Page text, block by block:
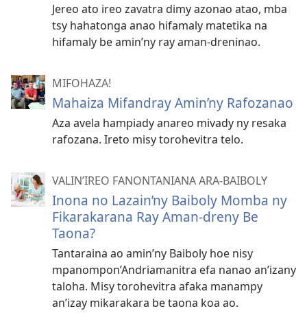
Jereo ato ireo zavatra dimy azonao atao, mba
tsy hahatonga anao hifamaly matetika na
hifamaly be amin’ny ray aman-dreninao.
MIFOHAZA!
Mahaiza Mifandray Amin’ny Rafozanao
Aza avela hampiady anareo mivady ny resaka
rafozana. Ireto misy torohevitra telo.
VALIN’IREO FANONTANIANA ARA-BAIBOLY
Inona no Lazain’ny Baiboly Momba ny
Fikarakarana Ray Aman-dreny Be
Taona?
Tantaraina ao amin’ny Baiboly hoe nisy
mpanompon’Andriamanitra efa nanao an’izany
taloha. Misy torohevitra afaka manampy
an’izay mikarakara be taona koa ao.